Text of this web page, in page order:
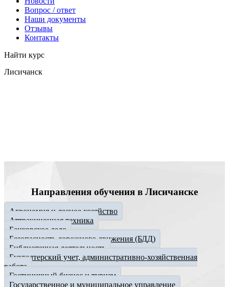
Вопрос / ответ
Наши документы
Отзывы
Контакты
Найти курс
Лисичанск
Направления обучения в Лисичанске
Агрономия и лесное хозяйство
Аттракционная техника
Банковское дело
Безопасность дорожного движения (БДД)
Библиотечная деятельность
Бухгалтерский учет, административно-хозяйственная
работа
Гостиничный бизнес и туризм
Государственное и муниципальное управление